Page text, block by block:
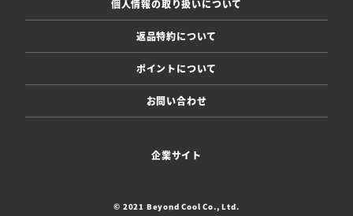
個人情報の取り扱いについて
返品特約について
ポイントについて
お問い合わせ
企業サイト
© 2021 Beyond Cool Co., Ltd.